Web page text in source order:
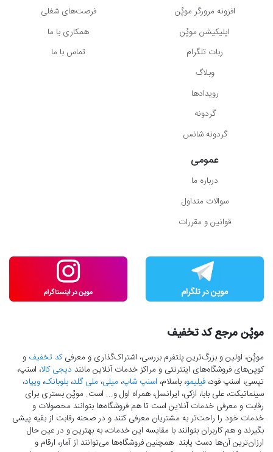
افزونه مرورگر موپُن
اپلیکیشن موپُن
ربات تلگرام
وبلاگ
رویدادها
گردونه
گردونه شانس
فرصت‌های شغلی
همکاری با ما
تماس با ما
عمومی
درباره ما
سوالات متداول
قوانین و مقررات
موپُن مرجع کد تخفیف
موپُن، اولین و بزرگ‌ترین پلتفرم بررسی، اشتراک‌گذاری و معرفیکد تخفیف و
کوپن‌های فروشگاه‌های اینترنتی و مراکز خدمات آنلاین مانند دیجی کالا، اسنپ،
تپسی، اسنپ فود، فیلیمو، باسلام، اسنپ شاپ، میلی، ملی گلد، بلوبانک، ویپاد،
سینماتیکت، علی بابا، ازکی، ایرانسل، همراه اول و... است. موپُن بستری برای
رقابت و معرفی خدمات آنلاین است تا هم فروشگاه‌ها بتوانند محصولات و
خدمات خود را راحت‌تر به مشتریان معرفی کنند و در صحنه رقابت از بقیه پیشی
بگیرند و هم کاربران بتوانند با مقایسه این خدمات، به بهترین و در عین حال
ارزان‌ترین آن‌ها دست‌ یابند. همچنین فروشگاه‌ها می‌توانند از آمار، ارقام و